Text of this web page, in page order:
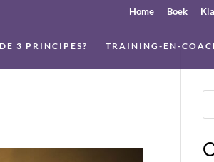
Home Boek
3 PRINCIPES? TRAINING-EN-